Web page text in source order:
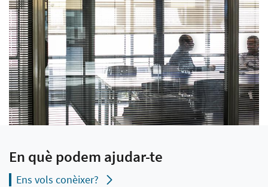
En què podem ajudar-te
Ens vols conèixer?